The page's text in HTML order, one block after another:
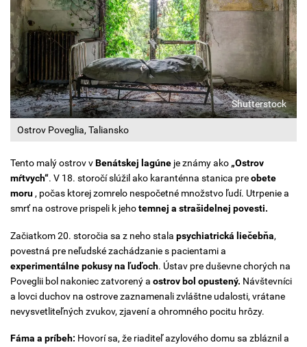
Ostrov Poveglia, Taliansko
Shutterstock
Tento malý ostrov vBenátskej lagúne je známy ako „Ostrov
mŕtvych“. V 18. storočí slúžil ako karanténna stanica preobete
moru, počas ktorej zomrelo nespočetné množstvo ľudí. Utrpenie a
smrť na ostrove prispeli k jehotemnej a strašidelnej povesti.
Začiatkom 20. storočia sa z neho stala psychiatrická liečebňa,
povestná pre neľudské zachádzanie s pacientami a
experimentálne pokusy na ľuďoch. Ústav pre duševne chorých na
Poveglii bol nakoniec zatvorený a ostrov bol opustený. Návštevníci
a lovci duchov na ostrove zaznamenali zvláštne udalosti, vrátane
nevysvetliteľných zvukov, zjavení a ohromného pocitu hrôzy.
Fáma a príbeh: Hovorí sa, že riaditeľ azylového domu sa zbláznil a